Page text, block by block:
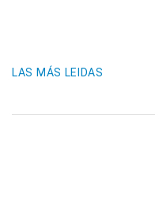
LAS MÁS LEIDAS